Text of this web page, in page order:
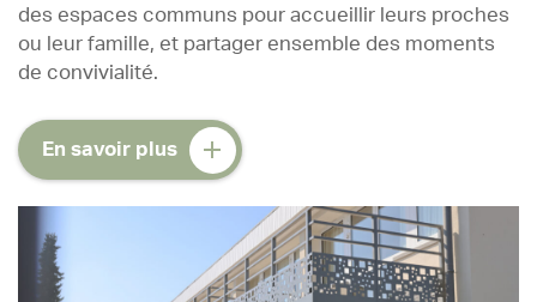
des espaces communs pour accueillir leurs proches
ou leur famille, et partager ensemble des moments
de convivialité.
En savoir plus